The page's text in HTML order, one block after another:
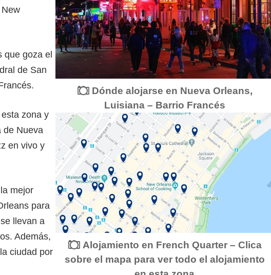
que goza el
de San
zona y
de Nueva
en vivo y
mejor
para
llevan a
Además,
ciudad por
Dónde alojarse en Nueva Orleans,
Luisiana – Barrio Francés
Alojamiento en French Quarter – Clica
sobre el mapa para ver todo el alojamiento